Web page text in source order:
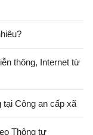
thông, Internet từ
tại Công an cấp xã
Thông tư